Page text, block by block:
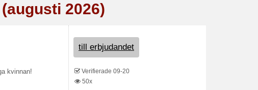
2026)
kvinnan!
till erbjudandet
Verifierade 09-20
50x